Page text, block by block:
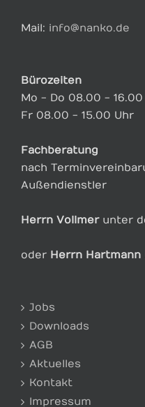
Mail: info@nanko.de
Bürozeiten
Mo - Do 08.00 - 16.00
Fr 08.00 - 15.00 Uhr
Fachberatung
nach
Außendienstler
Herrn Vollmerunter
oder Herrn Hartmann
Jobs
Downloads
AGB
Aktuelles
Kontakt
Impressum